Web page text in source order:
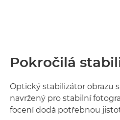
Pokročilá
Optický stabilizátor obrazu
navržený pro stabilní
focení dodá potřebnou